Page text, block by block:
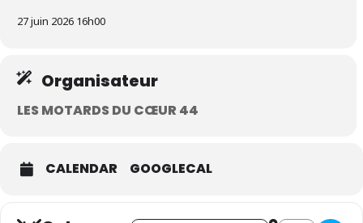
27 juin 2026 16h00
Organisateur
LES MOTARDS DU CŒUR 44
CALENDAR GOOGLECAL